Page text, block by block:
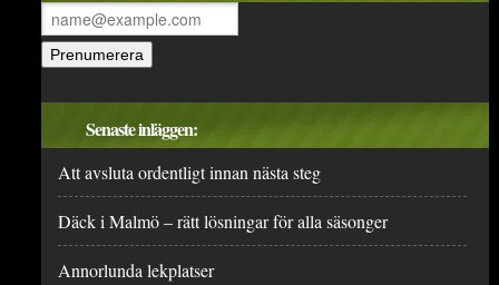
Senaste inläggen:
Att avsluta ordentligt innan nästa steg
Däck i Malmö – rätt lösningar för alla säsonger
Annorlunda lekplatser